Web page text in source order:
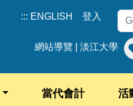
::: ENGLISH 登入
網站導覽 淡江大學
當代會計 活